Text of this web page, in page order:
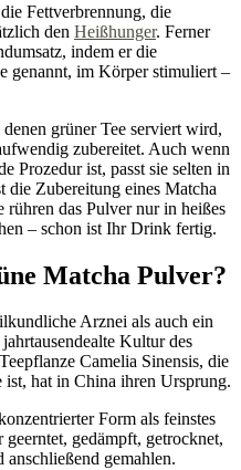
Fettverbrennung, die
den Heißhunger. Ferner
indem er die
genannt, im Körper stimuliert –
grüner Tee serviert wird,
zubereitet. Auch wenn
Prozedur ist, passt sie selten in
die Zubereitung eines Matcha
das Pulver nur in heißes
– schon ist Ihr Drink fertig.
Matcha Pulver?
Arznei als auch ein
Kultur des
Camelia Sinensis, die
hat in China ihren Ursprung.
Form als feinstes
gedämpft, getrocknet,
gemahlen.